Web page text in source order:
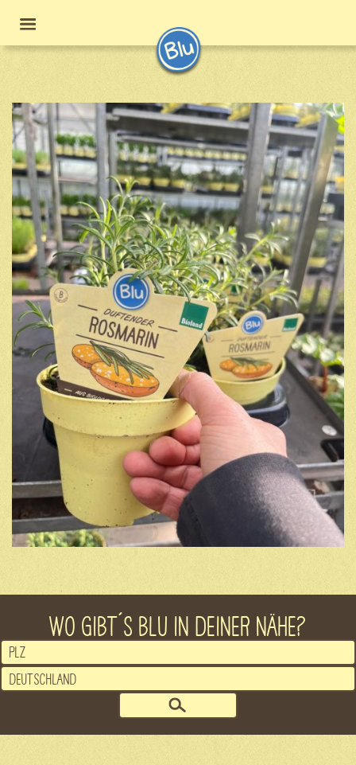
WO GIBT´S BLU IN DEINER NÄHE?